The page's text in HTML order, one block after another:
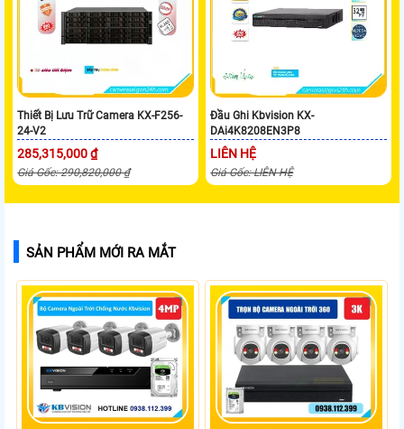
Thiết Bị Lưu Trữ Camera KX-F256-
24-V2
285,315,000 ₫
Giá Gốc: 290,820,000 ₫
Đầu Ghi Kbvision KX-
DAi4K8208EN3P8
LIÊN HỆ
Giá Gốc: LIÊN HỆ
SẢN PHẨM MỚI RA MẮT